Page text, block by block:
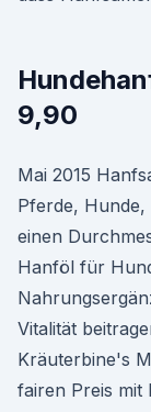
9,90
Mai 2015
Pferde,
einen
Hanföl für
Vitalität
Kräuterbine's
fairen Preis mit